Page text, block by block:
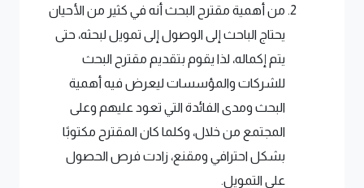
من أهمية مقترح البحث أنه في كثير من الأحيان
يحتاج الباحث إلى الوصول إلى تمويل لبحثه، حتى
يتم إكماله، لذا يقوم بتقديم مقترح البحث
للشركات والمؤسسات ليعرض فيه أهمية
البحث ومدى الفائدة التي تعود عليهم وعلى
المجتمع من خلال، وكلما كان المقترح مكتوبًا
بشكل احترافي ومقنع، زادت فرص الحصول
على التمويل.